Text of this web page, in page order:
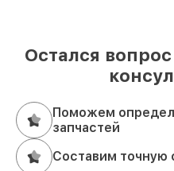
Остался
Поможем
запчастей
Составим точную